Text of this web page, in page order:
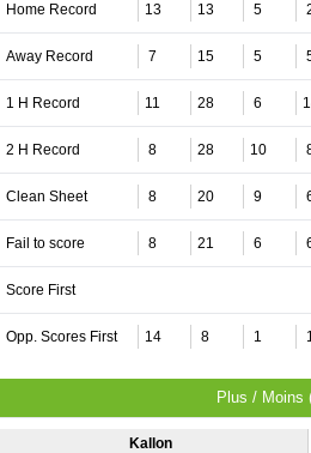
Home Record 13 13 5
Away Record 7 15 5
1 H Record 11 28 6
2 H Record 8 28 10
Clean Sheet 8 20 9
Fail to score 8 21 6
Score First
Opp. Scores First 14 8 1
Plus / Moins
Kallon